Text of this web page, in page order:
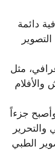
دائمة
مثل
والأفلام
جزءاً
الطبي